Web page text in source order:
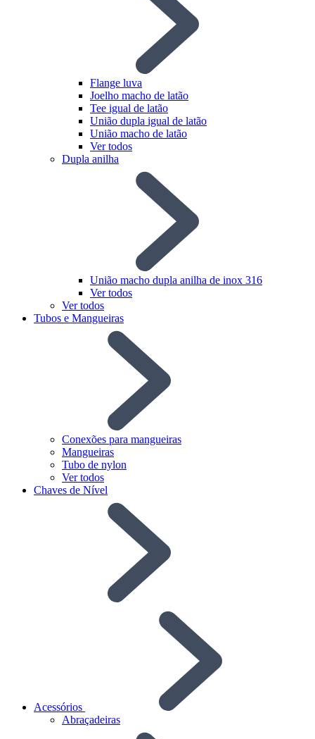
Flange luva
Joelho macho de latão
Tee igual de latão
União dupla igual de latão
União macho de latão
Ver todos
Dupla anilha
União macho dupla anilha de inox 316
Ver todos
Ver todos
Tubos e Mangueiras
Conexões para mangueiras
Mangueiras
Tubo de nylon
Ver todos
Chaves de Nível
Acessórios
Abraçadeiras